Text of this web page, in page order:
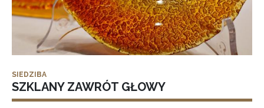
SIEDZIBA
SZKLANY ZAWRÓT GŁOWY